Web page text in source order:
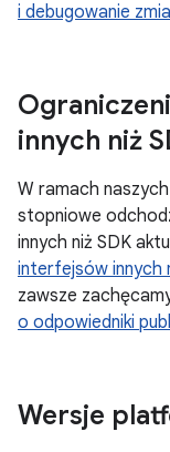
i debugowanie
innych niż
W ramach
stopniowe
innych niż SDK
interfejsów innych
zawsze
o odpowiedniki
Wersje